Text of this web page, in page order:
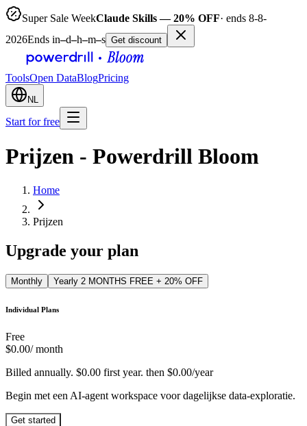
Super Sale WeekClaude Skills — 20% OFF· ends 8-8-
2026Ends in–d–h–m–s Get discount
ToolsOpen DataBlogPricing
NL
Start for free
Prijzen - Powerdrill Bloom
Home
Prijzen
Upgrade your plan
Monthly Yearly 2 MONTHS FREE + 20% OFF
Individual Plans
Free
$0.00/ month
Billed annually. $0.00 first year. then $0.00/year
Begin met een AI-agent workspace voor dagelijkse data-exploratie.
Get started